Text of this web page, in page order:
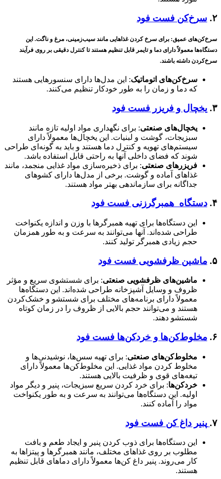
۲. سرخ‌کن‌ فست فود
سرخ‌کن‌های عمیق: برای سرخ کردن غذاهایی مانند سیب‌زمینی، مرغ و ناگت. این
دستگاه‌ها معمولاً دارای دما و تایمر قابل تنظیم هستند تا کنترل دقیقی بر روی فرآیند
سرخ‌کردن داشته باشند.
سرخ‌کن‌های اتوماتیک: این مدل‌ها دارای سنسورهایی هستند
که دما و زمان را به طور خودکار تنظیم می‌کنند.
۳. یخچال و فریزر فست فود
یخچال‌های صنعتی: برای نگهداری مواد اولیه تازه مانند
سبزیجات، گوشت و لبنیات. این یخچال‌ها معمولاً دارای
سیستم‌های تهویه و کنترل دما هستند و باید به گونه‌ای طراحی
شوند که فضای داخلی آنها به راحتی قابل استفاده باشد.
فریزرهای صنعتی: برای ذخیره‌سازی مواد غذایی منجمد، مانند
غذاهای آماده و گوشت. برخی از مدل‌ها دارای کشوهای
جداگانه برای سازماندهی بهتر مواد هستند.
۴. دستگاه همبرگرزنی فست فود
این دستگاه‌ها برای تهیه همبرگرها با وزن و اندازه یکنواخت
طراحی شده‌اند. آنها می‌توانند به سرعت و به طور همزمان
حجم زیادی همبرگر تولید کنند.
۵. ماشین‌ ظرفشویی فست فود
ماشین‌های ظرفشویی صنعتی: برای شستشوی سریع و مؤثر
ظروف و وسایل آشپزخانه طراحی شده‌اند. این دستگاه‌ها
معمولاً دارای برنامه‌های مختلف برای شستشو و خشک‌کردن
هستند و می‌توانند حجم بالایی از ظروف را در زمان کوتاه
شستشو دهند.
۶. مخلوط‌کن‌ها و خردکن‌ها فست فود
مخلوط‌کن‌های صنعتی: برای تهیه سس‌ها، نوشیدنی‌ها و
مخلوط کردن مواد غذایی. این مخلوط‌کن‌ها معمولاً دارای
تیغه‌های قوی و ظرفیت بالایی هستند.
خردکن‌ها: برای خرد کردن سریع سبزیجات، پنیر و دیگر مواد
اولیه. این دستگاه‌ها می‌توانند به سرعت و به طور یکنواخت
مواد را آماده کنند.
۷. پنیر داغ کن فست فود
این دستگاه‌ها برای ذوب کردن پنیر و ایجاد طعم و بافت
مطلوب بر روی غذاهای مختلف، مانند همبرگرها و پیتزاها به
کار می‌روند. پنیر داغ کن‌ها معمولاً دارای دماهای قابل تنظیم
هستند.